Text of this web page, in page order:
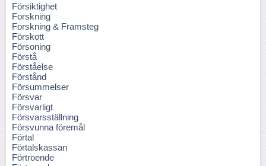
Försiktighet
Forskning
Forskning & Framsteg
Förskott
Försoning
Förstå
Förståelse
Förstånd
Försummelser
Försvar
Försvarligt
Försvarsställning
Försvunna föremål
Förtal
Förtalskassan
Förtroende